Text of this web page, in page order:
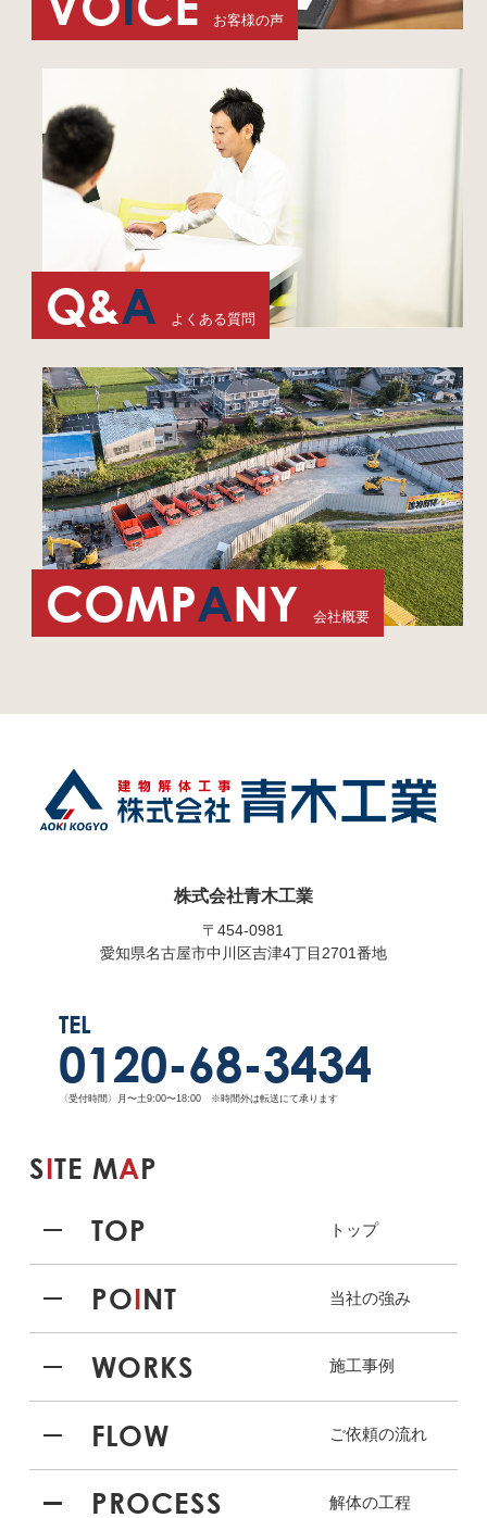
お客様の声
Q&A よくある質問
COMPANY 会社概要
株式会社青木工業
〒454-0981
愛知県名古屋市中川区吉津4丁目2701番地
TEL
0120-68-3434
〈受付時間〉月〜土9:00〜18:00 ※時間外は転送にて承ります
SITE MAP
TOP
トップ
POINT 当社の強み
WORKS 施工事例
FLOW ご依頼の流れ
PROCESS 解体の工程